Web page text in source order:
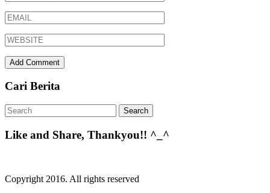
Cari Berita
Like and Share, Thankyou!! ^_^
Copyright 2016. All rights reserved